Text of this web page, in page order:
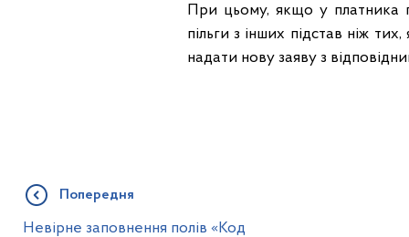
При цьому, якщо у платника
пільги з інших підстав ніж
надати нову заяву з
Попередня
Невірне заповнення полів «Код